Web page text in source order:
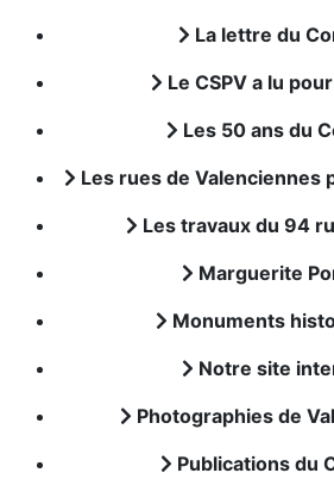
La lettre du
Le CSPV a lu
Les 50 ans du
Les rues de Valenciennes
Les travaux du 94
Marguerite
Monuments
Notre site
Photographies de
Publications du